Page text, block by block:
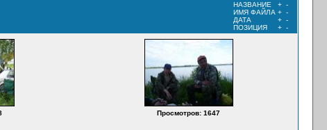
НАЗВАНИЕ + -
ИМЯ ФАЙЛА + -
ДАТА
+ -
ПОЗИЦИЯ
+ -
Просмотров: 1647